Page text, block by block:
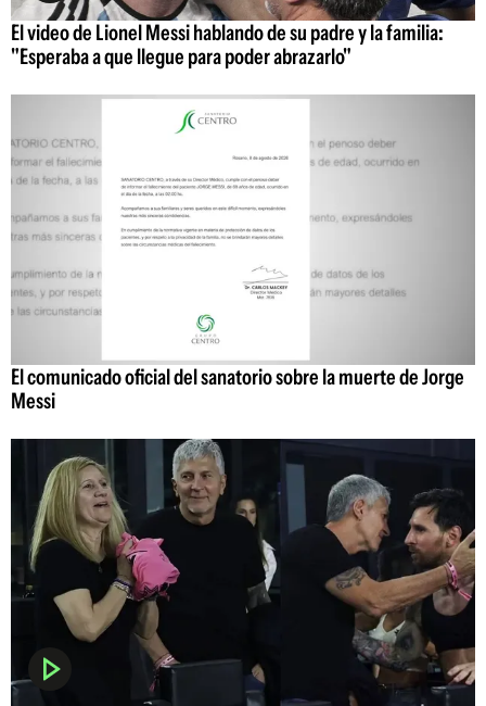
El video de Lionel Messi hablando de su padre y la familia:
"Esperaba a que llegue para poder abrazarlo"
El comunicado oficial del sanatorio sobre la muerte de Jorge
Messi